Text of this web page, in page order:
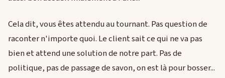
Cela dit, vous êtes attendu au tournant. Pas question de
raconter n'importe quoi. Le client sait ce qui ne va pas
bien et attend une solution de notre part. Pas de
politique, pas de passage de savon, on est là pour bosser...